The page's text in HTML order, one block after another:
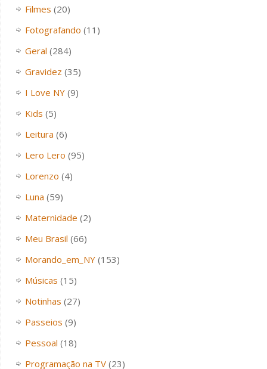
Filmes (20)
Fotografando (11)
Geral (284)
Gravidez (35)
I Love NY(9)
Kids (5)
Leitura (6)
Lero Lero (95)
Lorenzo (4)
Luna (59)
Maternidade (2)
Meu Brasil (66)
Morando_em_NY(153)
Músicas (15)
Notinhas (27)
Passeios (9)
Pessoal (18)
Programação na TV(23)